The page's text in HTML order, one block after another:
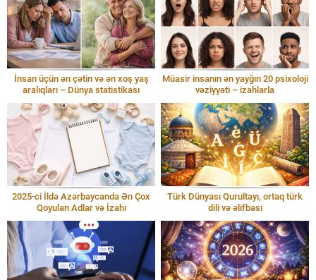
İnsan üçün ən çətin və ən xoş yaş
aralıqları – Dünya statistikası
Müasir insanın ən yayğın 20 psixoloji
vəziyyəti – izahlarla
2025-ci İldə Azərbaycanda Ən Çox
Qoyulan Adlar və İzahı
Türk Dünyası Qurultayı, ortaq türk
dili və əlifbası